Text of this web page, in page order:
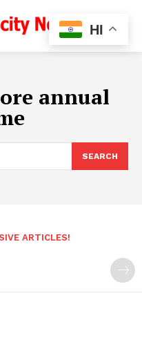
annual
SEARCH
ARTICLES!
HI